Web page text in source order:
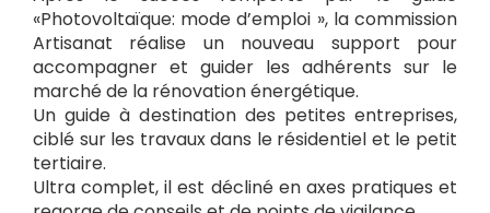
«Photovoltaïque: mode d’emploi », la commission
Artisanat réalise un nouveau support pour
accompagner et guider les adhérents sur le
marché de la rénovation énergétique.
Un guide à destination des petites entreprises,
ciblé sur les travaux dans le résidentiel et le petit
tertiaire.
Ultra complet, il est décliné en axes pratiques et